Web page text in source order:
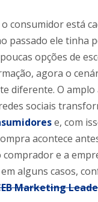
consumidor está
passado ele tinha
opções de
agora o
diferente. O amplo
sociais
e, com
acontece
e a
alguns casos,
Marketing